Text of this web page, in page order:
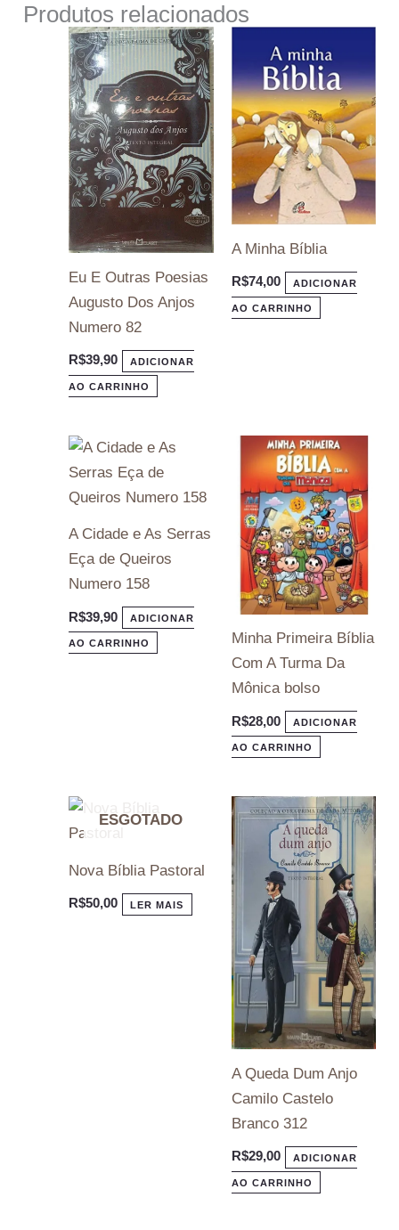
Produtos relacionados
Eu E Outras Poesias
Augusto Dos Anjos
Numero 82
R$39,90 ADICIONAR
AO CARRINHO
A Minha Bíblia
R$74,00 ADICIONAR
AO CARRINHO
A Cidade e As Serras
Eça de Queiros
Numero 158
R$39,90 ADICIONAR
AO CARRINHO
Minha Primeira Bíblia
Com A Turma Da
Mônica bolso
R$28,00 ADICIONAR
AO CARRINHO
ESGOTADO
Nova Bíblia Pastoral
R$50,00 LER MAIS
A Queda Dum Anjo
Camilo Castelo
Branco 312
R$29,00 ADICIONAR
AO CARRINHO